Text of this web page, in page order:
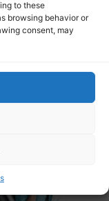
to these
browsing behavior or
consent, may